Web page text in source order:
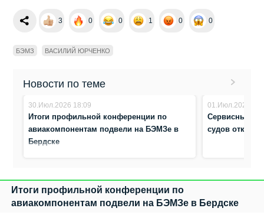
3 0 0 1 0 0
БЭМЗ ВАСИЛИЙ ЮРЧЕНКО
Новости по теме
30.Июл.2026 18:09
Итоги профильной конференции по
авиакомпонентам подвели на БЭМЗе в
Бердске
01.Июл.2026
Сервисный
судов
Итоги профильной конференции по
авиакомпонентам подвели на БЭМЗе в Бердске